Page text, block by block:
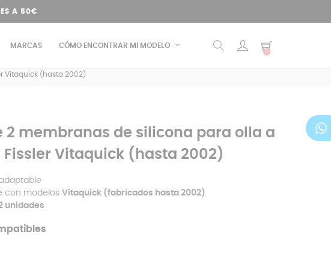
A 50€
MARCAS CÓMO ENCONTRAR MI MODELO
0
Vitaquick (hasta 2002)
2 membranas de silicona para olla a
Fissler Vitaquick (hasta 2002)
con modelos Vitaquick (fabricados hasta 2002)
unidades